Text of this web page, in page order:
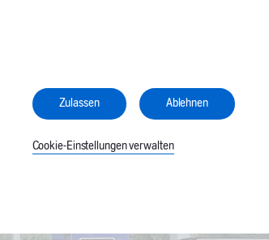
Zulassen Ablehnen
Cookie-Einstellungen verwalten